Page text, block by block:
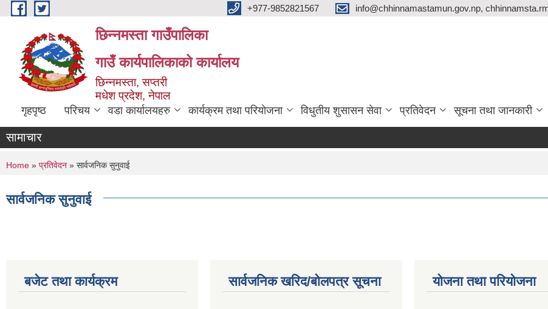
Skip to main content +977-9852821567 info@chhinnamastamun.gov.np,
छिन्नमस्ता गाउँपालिका
गाउँ कार्यपालिकाको कार्यालय
छिन्नमस्ता, सप्तरी
मधेश प्रदेश, नेपाल
गृहपृष्ठ परिचय वडा कार्यालयहरु कार्यक्रम तथा परियोजना विधुतीय शुसासन सेवा प्रतिवेदन सूचना तथा जानकारी
सामाचार
You are here
Home » प्रतिवेदन » सार्वजनिक सुनुवाई
सार्वजनिक सुनुवाई
बजेट तथा कार्यक्रम सार्वजनिक खरिद/बोलपत्र सूचना योजना तथा परियोजना